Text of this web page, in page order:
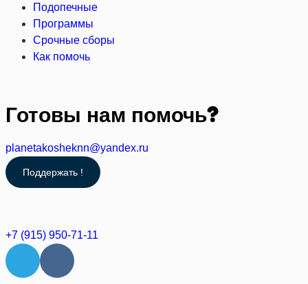
Подопечные
Программы
Срочные сборы
Как помочь
Готовы нам помочь?
planetakosheknn@yandex.ru
Поддержать !
+7 (915) 950-71-11